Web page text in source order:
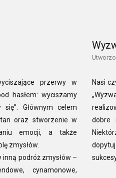
przerwy w
hasłem: wyciszamy
Głównym celem
oraz stworzenie w
emocji, a także
zmysłów.
podróż zmysłów –
cynamonowe,
Nasi
dobre